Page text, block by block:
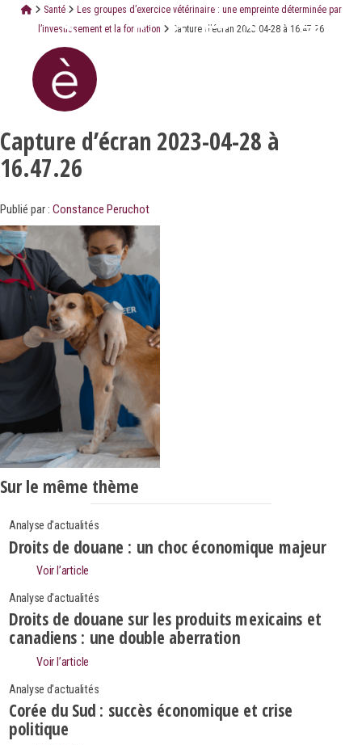
Santé
Les groupes d’exercice vétérinaire : une empreinte déterminée par
l’investissement et la formation
Capture d’écran 2023-04-28 à 16.47.26
Capture d’écran 2023-04-28 à
16.47.26
Publié par : Constance Peruchot
Sur le même thème
Analyse d'actualités
Droits de douane : un choc économique majeur
Voir l’article
Analyse d'actualités
Droits de douane sur les produits mexicains et
canadiens : une double aberration
Voir l’article
Analyse d'actualités
Corée du Sud : succès économique et crise
politique
Search